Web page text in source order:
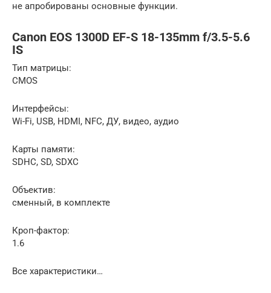
не апробированы основные функции.
Canon EOS 1300D EF-S 18-135mm f/3.5-5.6
IS
Тип матрицы:
CMOS
Интерфейсы:
Wi-Fi, USB, HDMI, NFC, ДУ, видео, аудио
Карты памяти:
SDHC, SD, SDXC
Объектив:
сменный, в комплекте
Кроп-фактор:
1.6
Все характеристики…